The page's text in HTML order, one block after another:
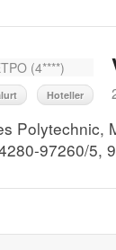
Hoteller
Polytechnic,
97260/5,